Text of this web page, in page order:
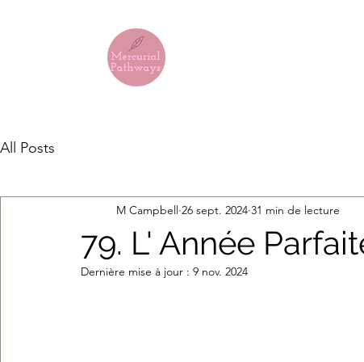
All Posts
79. L' Année
M Campbell 26 sept. 2024 31 min de lecture
Dernière mise à jour : 9 nov. 2024